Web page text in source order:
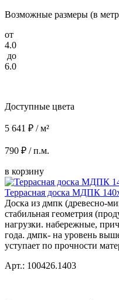
Возможные размеры (в
от
4.0
до
6.0
Доступные цвета
5 641 ₽ / м²
790 ₽ / п.м.
в корзину
Террасная доска МДПК
Доска из дмпк (древесно-
стабильная геометрия
нагрузки. набережные,
года. дмпк- на уровень
уступает по прочности
Арт.: 100426.1403